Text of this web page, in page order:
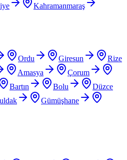
Kahramanmaraş
Ordu Giresun
Rize
Amasya
Çorum
Bartın Bolu
Düzce
Gümüşhane